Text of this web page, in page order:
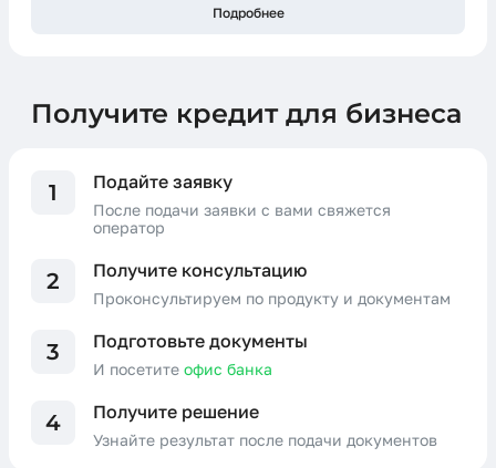
Подробнее
Получите кредит для бизнеса
1 Подайте заявку
После подачи заявки с вами свяжется
оператор
2 Получите консультацию
Проконсультируем по продукту и документам
3 Подготовьте документы
И посетите офис банка
4 Получите решение
Узнайте результат после подачи документов